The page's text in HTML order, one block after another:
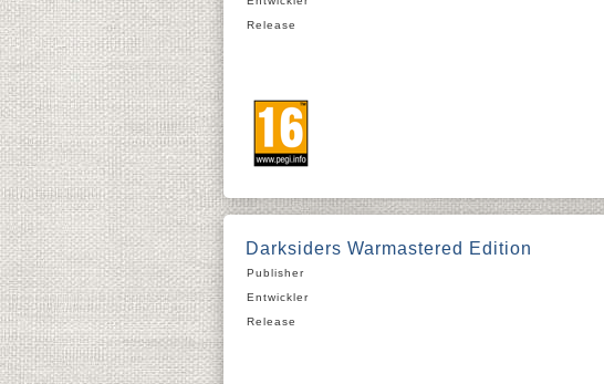
Release
Darksiders Warmastered Edition
Publisher
Entwickler
Release